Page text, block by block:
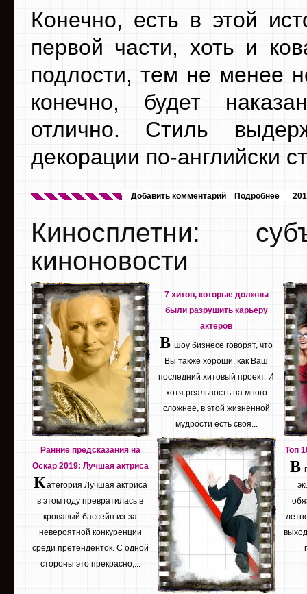
Конечно, есть в этой
первой части, хоть и
подлости, тем не менее
конечно, будет
отлично. Стиль
декорации по-английски
Добавить комментарий Подробнее
Киносплетни:
киноновости
Ранние предсказания на
Оскар 2019: Лучшая актриса
Категория Лучшая актриса
в этом году превратилась в
кровавый бассейн из-за
невероятной конкуренции
среди претенденток. С одной
стороны это прекрасно,...
7 хитов, которые должны
были разрушить карьеру
актеров
В шоу бизнесе говорят, что
Вы также хороши, как Ваш
последний хитовый проект. И
хотя реальность на много
сложнее, в этой жизненной
мудрости есть своя...
Топ
В